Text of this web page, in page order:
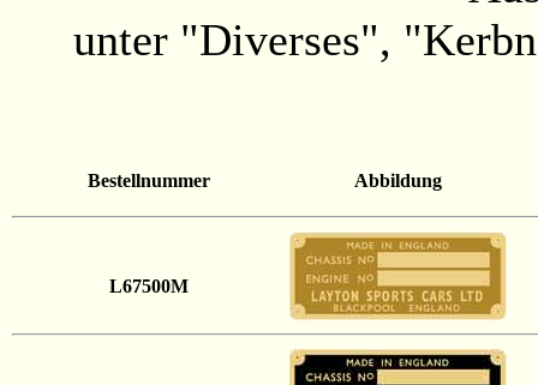
unter "Diverses",
Bestellnummer Abbildung
L67500M